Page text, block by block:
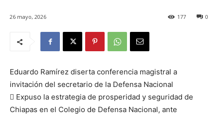
26 mayo, 2026 0
177
Eduardo Ramírez diserta conferencia magistral a
invitación del secretario de la Defensa Nacional
 Expuso la estrategia de prosperidad y seguridad de
Chiapas en el Colegio de Defensa Nacional, ante